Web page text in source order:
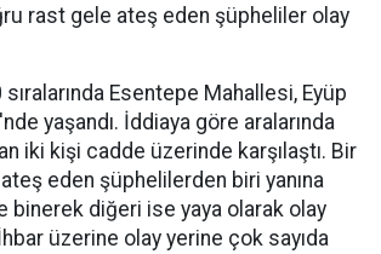
rast gele ateş eden şüpheliler olay
Esentepe Mahallesi, Eyüp
yaşandı. İddiaya göre aralarında
iki kişi cadde üzerinde karşılaştı. Bir
eden şüphelilerden biri yanına
binerek diğeri ise yaya olarak olay
üzerine olay yerine çok sayıda